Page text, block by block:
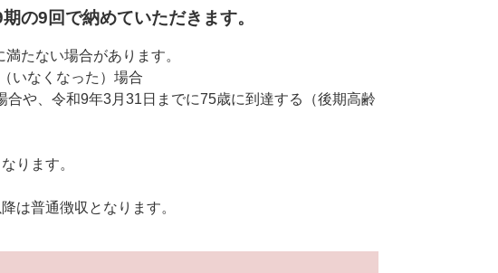
の9回で納めていただきます。
たない場合があります。
いなくなった）場合
、令和9年3月31日までに75歳に到達する（後期高齢
ります。
普通徴収となります。